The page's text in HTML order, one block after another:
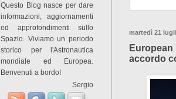
martedì 21
accordo
Questo Blog nasce per dare
informazioni, aggiornamenti
ed approfondimenti sullo
Spazio. Viviamo un periodo
storico per l'Astronautica
mondiale ed Europea.
Benvenuti a bordo!
Sergio